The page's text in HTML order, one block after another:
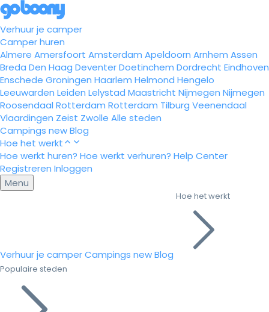
Verhuur je camper
Camper huren
Almere Amersfoort Amsterdam Apeldoorn Arnhem Assen
Breda Den Haag DeventerDoetinchem Dordrecht Eindhoven
Enschede Groningen Haarlem Helmond Hengelo
Leeuwarden Leiden Lelystad Maastricht Nijmegen Nijmegen
Roosendaal Rotterdam Rotterdam Tilburg Veenendaal
Vlaardingen Zeist Zwolle Alle steden
Campings newBlog
Hoe het werkt
Hoe werkt huren? Hoe werkt verhuren? Help Center
Registreren Inloggen
Menu
Verhuur je camperCampings newBlog
Hoe het werkt
Populaire steden